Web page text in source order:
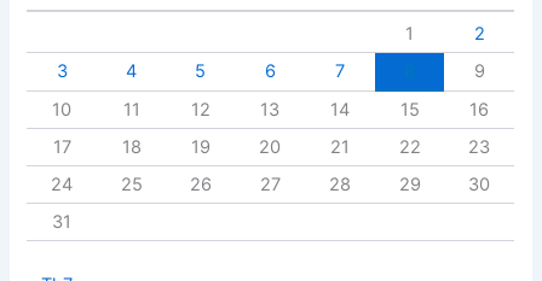
1
2
3
4 5 6 7
9
10
11 12 13 14 15
16
17
18 19 20 21 22
23
24
25 26 27 28 29
30
31